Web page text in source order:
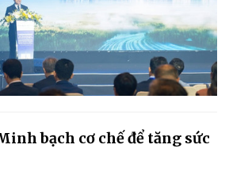
bạch cơ chế để tăng sức